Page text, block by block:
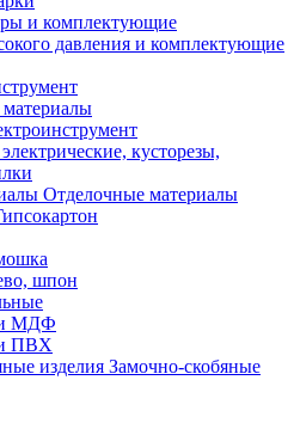
и комплектующие
давления и комплектующие
кусторезы,
Отделочные материалы
шпон
МДФ
ПВХ
Замочно-скобяные